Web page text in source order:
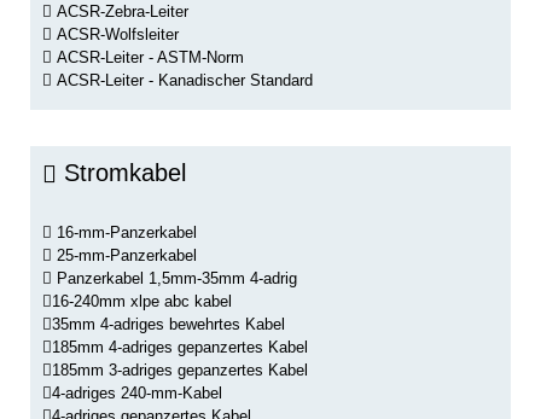
ACSR-Zebra-Leiter
ACSR-Wolfsleiter
ACSR-Leiter - ASTM-Norm
ACSR-Leiter - Kanadischer Standard
Stromkabel
16-mm-Panzerkabel
25-mm-Panzerkabel
Panzerkabel 1,5mm-35mm 4-adrig
16-240mm xlpe abc kabel
35mm 4-adriges bewehrtes Kabel
185mm 4-adriges gepanzertes Kabel
185mm 3-adriges gepanzertes Kabel
4-adriges 240-mm-Kabel